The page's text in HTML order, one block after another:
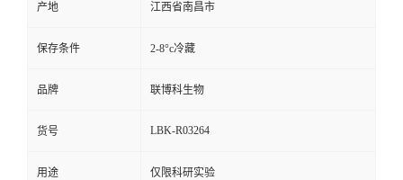
产地 江西省南昌市
保存条件 2-8°c冷藏
品牌 联博科生物
货号 LBK-R03264
用途 仅限科研实验